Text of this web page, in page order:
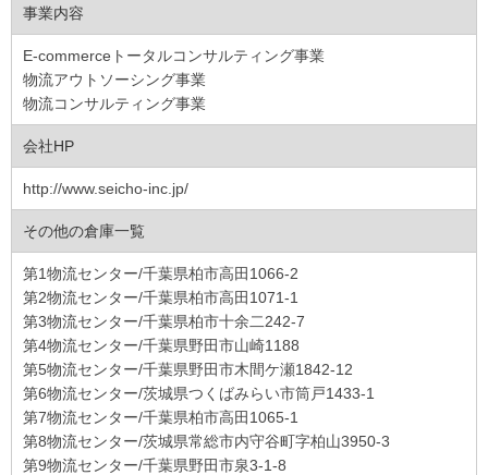
事業内容
E-commerceトータルコンサルティング事業
物流アウトソーシング事業
物流コンサルティング事業
会社HP
http://www.seicho-inc.jp/
その他の倉庫一覧
第1物流センター/千葉県柏市高田1066-2
第2物流センター/千葉県柏市高田1071-1
第3物流センター/千葉県柏市十余二242-7
第4物流センター/千葉県野田市山崎1188
第5物流センター/千葉県野田市木間ケ瀬1842-12
第6物流センター/茨城県つくばみらい市筒戸1433-1
第7物流センター/千葉県柏市高田1065-1
第8物流センター/茨城県常総市内守谷町字柏山3950-3
第9物流センター/千葉県野田市泉3-1-8